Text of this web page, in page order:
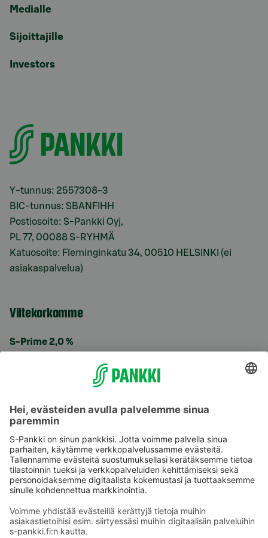
Medialle
Sijoittajille
Investors
Y-tunnus: 2557308-3
BIC-tunnus: SBANFIHH
Postiosoite: S-Pankki Oyj,
PL 77, 00088 S-RYHMÄ
Katuosoite: Fleminginkatu 34, 00510 HELSINKI (ei
asiakaspalvelua)
Viitekorkomme
S-Prime 2,0 %
Käyttöehdot
Saavutettavuusseloste